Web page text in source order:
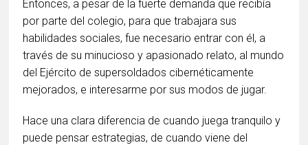
Entonces, a pesar de la fuerte demanda que recibía
por parte del colegio, para que trabajara sus
habilidades sociales, fue necesario entrar con él, a
través de su minucioso y apasionado relato, al mundo
del Ejército de supersoldados cibernéticamente
mejorados, e interesarme por sus modos de jugar.
Hace una clara diferencia de cuando juega tranquilo y
puede pensar estrategias, de cuando viene del